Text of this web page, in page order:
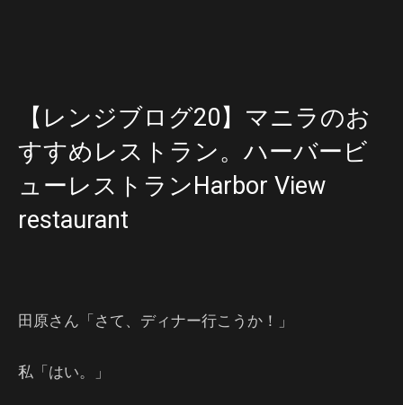
【レンジブログ20】マニラのお
すすめレストラン。ハーバービ
ューレストランHarbor View
restaurant
田原さん「さて、ディナー行こうか！」
私「はい。」